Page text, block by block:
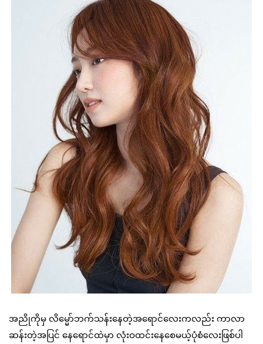
အညိုကိုမှ လိမ္မော်ဘက်သန်းနေတဲ့အရောင်လေးကလည်း ကာလာ
ဆန်းတဲ့အပြင် နေရောင်ထဲမှာ လုံးဝထင်းနေစေမယ့်ပုံစံလေးဖြစ်ပါ